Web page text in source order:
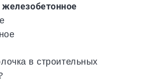
в строительных